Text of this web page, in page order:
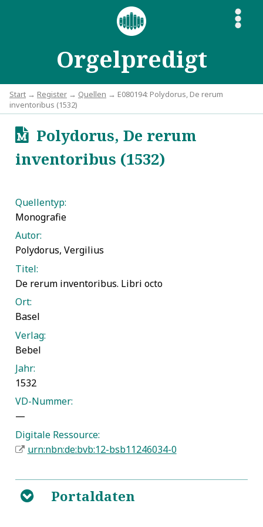
Orgelpredigt
S
Start → Register → Quellen → E080194: Polydorus, De rerum
inventoribus (1532)
uPolydorus, De rerum
inventoribus (1532)
Quellentyp:
Monografie
Autor:
Polydorus, Vergilius
Titel:
De rerum inventoribus. Libri octo
Ort:
Basel
Verlag:
Bebel
Jahr:
1532
VD-Nummer:
—
Digitale Ressource:
urn:nbn:de:bvb:12-bsb11246034-0
B Portaldaten